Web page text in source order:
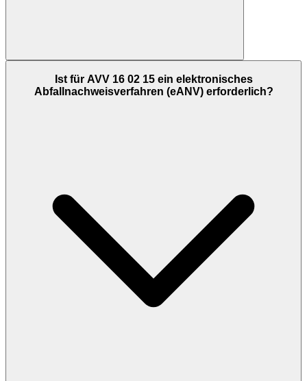
Ist für AVV 16 02 15 ein elektronisches
Abfallnachweisverfahren (eANV) erforderlich?